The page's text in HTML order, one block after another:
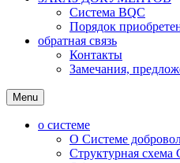
Система BQC
Порядок
обратная связь
Контакты
Замечания,
Menu
о системе
О Системе
Структурная